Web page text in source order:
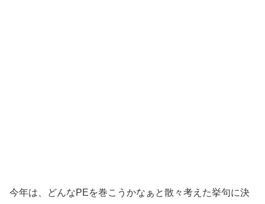
今年は、どんなPEを巻こうかなぁと散々考えた挙句に決